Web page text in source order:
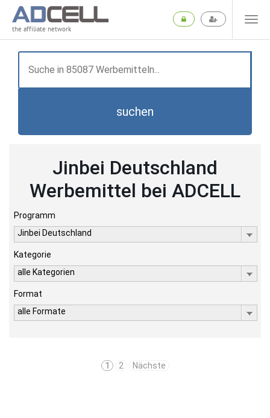
the affiliate network
suchen
Jinbei Deutschland
Werbemittel bei ADCELL
Programm
Jinbei Deutschland
Kategorie
alle Kategorien
Format
alle Formate
1 2 Nächste